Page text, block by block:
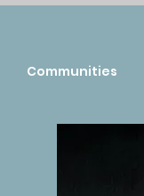
Communities